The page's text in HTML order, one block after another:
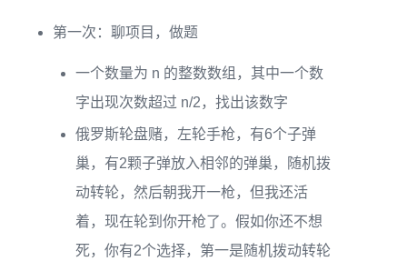
第一次：聊项目，做题
一个数量为 n 的整数数组，其中一个数
字出现次数超过 n/2，找出该数字
俄罗斯轮盘赌，左轮手枪，有6个子弹
巢，有2颗子弹放入相邻的弹巢，随机拨
动转轮，然后朝我开一枪，但我还活
着，现在轮到你开枪了。假如你还不想
死，你有2个选择，第一是随机拨动转轮